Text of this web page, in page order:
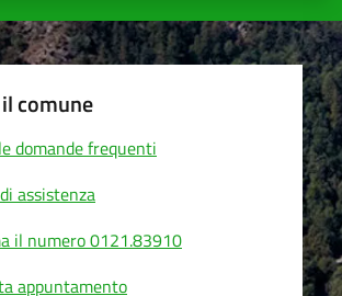
comune
domande frequenti
assistenza
il numero 0121.83910
appuntamento